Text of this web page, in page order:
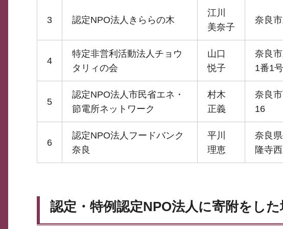
3 認定NPO法人きららの木
江川
美奈子
奈良
4
特定非営利活動法人チョウ
タリィの会
山口
悦子
奈良
1番1号
5
認定NPO法人市民省エネ・
節電所ネットワーク
村木
正義
奈良
16
6
認定NPO法人フードバンク
奈良
平川
理恵
奈良
隆寺
認定・特例認定NPO法人に寄附をした